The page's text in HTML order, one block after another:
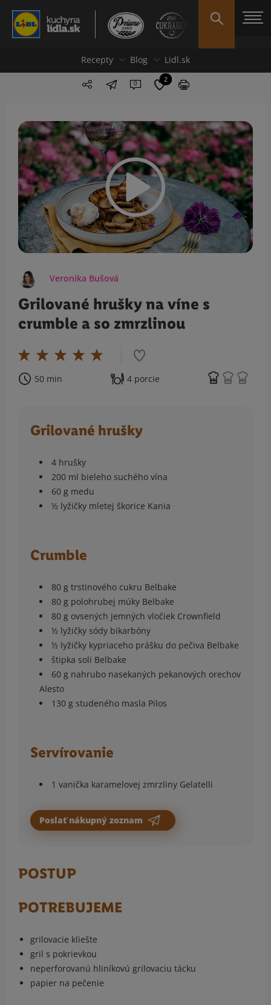
Recepty Blog Lidl.sk
0 2
Veronika Bušová
Grilované hrušky na víne s
crumble a so zmrzlinou
50 min 4 porcie
Grilované hrušky
4 hrušky
200 ml bieleho suchého vína
60 g medu
½ lyžičky mletej škorice Kania
Crumble
80 g trstinového cukru Belbake
80 g polohrubej múky Belbake
80 g ovsených jemných vločiek Crownfield
½ lyžičky sódy bikarbóny
½ lyžičky kypriaceho prášku do pečiva Belbake
štipka soli Belbake
60 g nahrubo nasekaných pekanových orechov
Alesto
130 g studeného masla Pilos
Servírovanie
1 vanička karamelovej zmrzliny Gelatelli
Poslať nákupný zoznam
POSTUP
POTREBUJEME
grilovacie kliešte
gril s pokrievkou
neperforovanú hliníkovú grilovaciu tácku
papier na pečenie